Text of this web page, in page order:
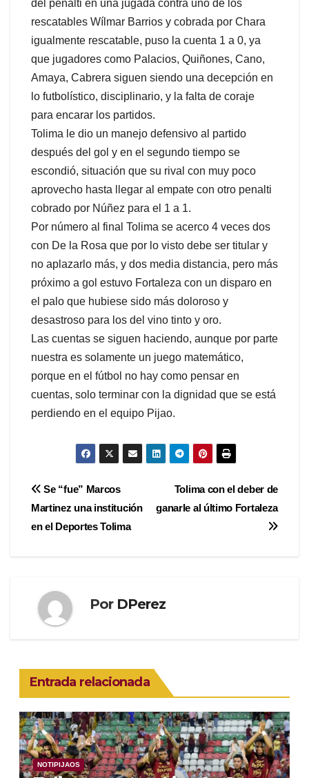
del penalti en una jugada contra uno de los
rescatables Wílmar Barrios y cobrada por Chara
igualmente rescatable, puso la cuenta 1 a 0, ya
que jugadores como Palacios, Quiñones, Cano,
Amaya, Cabrera siguen siendo una decepción en
lo futbolístico, disciplinario, y la falta de coraje
para encarar los partidos.
Tolima le dio un manejo defensivo al partido
después del gol y en el segundo tiempo se
escondió, situación que su rival con muy poco
aprovecho hasta llegar al empate con otro penalti
cobrado por Núñez para el 1 a 1.
Por número al final Tolima se acerco 4 veces dos
con De la Rosa que por lo visto debe ser titular y
no aplazarlo más, y dos media distancia, pero más
próximo a gol estuvo Fortaleza con un disparo en
el palo que hubiese sido más doloroso y
desastroso para los del vino tinto y oro.
Las cuentas se siguen haciendo, aunque por parte
nuestra es solamente un juego matemático,
porque en el fútbol no hay como pensar en
cuentas, solo terminar con la dignidad que se está
perdiendo en el equipo Pijao.
Navegación
de
Tolima con el deber de
ganarle al último Fortaleza
Se “fue” Marcos
Martinez una institución
en el Deportes Tolima
Por DPerez
Entrada relacionada
NOTIPIJAOS